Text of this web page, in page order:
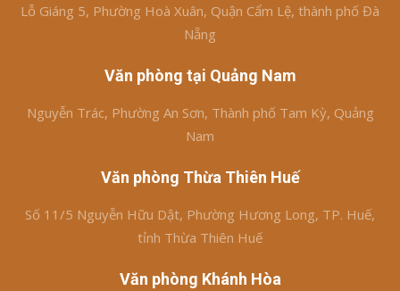
Lỗ Giáng 5, Phường Hoà Xuân, Quận Cẩm Lệ, thành phố Đà
Nẵng
Văn phòng tại Quảng Nam
Nguyễn Trác, Phường An Sơn, Thành phố Tam Kỳ, Quảng
Nam
Văn phòng Thừa Thiên Huế
Số 11/5 Nguyễn Hữu Dật, Phường Hương Long, TP. Huế,
tỉnh Thừa Thiên Huế
Văn phòng Khánh Hòa